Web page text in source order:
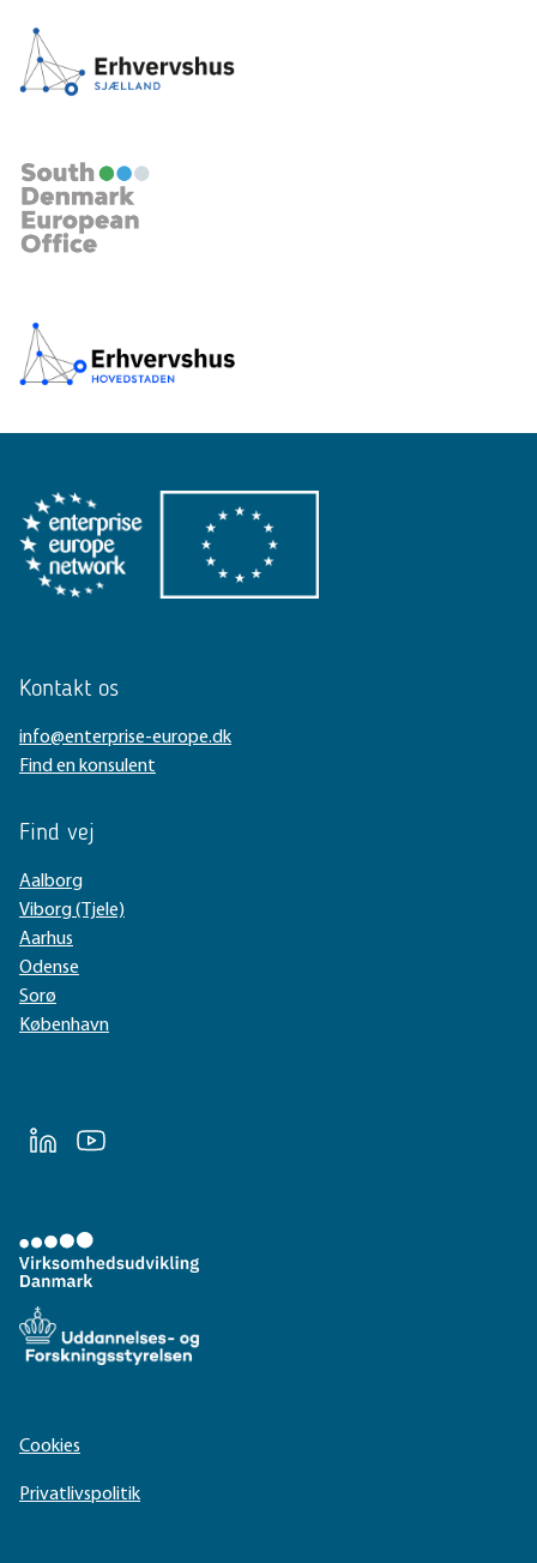
Kontakt os
info@enterprise-europe.dk
Find en konsulent
Find vej
Aalborg
Viborg (Tjele)
Aarhus
Odense
Sorø
København
LinkedInYoutube
Cookies
Privatlivspolitik